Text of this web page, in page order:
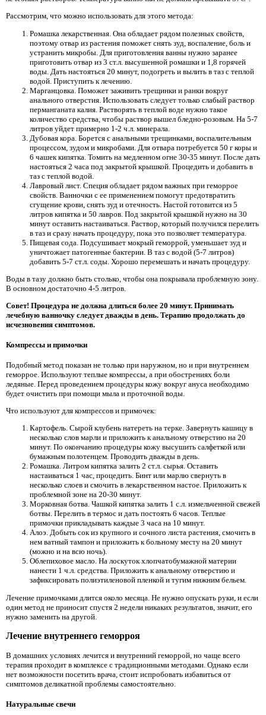
Рассмотрим, что можно использовать для этого метода:
Ромашка лекарственная. Она обладает рядом полезных свойств,
поэтому отвар из растения поможет снять зуд, воспаление, боль и
устранить микробы. Для приготовления ванны нужно заранее
приготовить отвар из 3 ст.л. высушенной ромашки и 1,8 горячей
воды. Дать настояться 20 минут, подогреть и вылить в таз с теплой
водой. Приступить к лечению.
Марганцовка. Поможет заживить трещинки и ранки вокруг
анального отверстия. Использовать следует только слабый раствор
перманганата калия. Растворять в теплой воде нужно такое
количество средства, чтобы раствор вышел бледно-розовым. На 5-7
литров уйдет примерно 1-2 ч.л. минерала.
Дубовая кора. Борется с анальными трещинками, воспалительным
процессом, зудом и микробами. Для отвара потребуется 50 г коры и
6 чашек кипятка. Томить на медленном огне 30-35 минут. После дать
настояться 2 часа под закрытой крышкой. Процедить и добавить в
таз с теплой водой.
Лавровый лист. Специя обладает рядом важных при геморрое
свойств. Ванночки с ее применением помогут предотвратить
сгущение крови, снять зуд и отечность. Настой готовится из 5
литров кипятка и 50 лавров. Под закрытой крышкой нужно на 30
минут оставить настаиваться. Раствор, который получился перелить
в таз и сразу начать процедуру, пока это позволяет температура.
Пищевая сода. Подсушивает мокрый геморрой, уменьшает зуд и
уничтожает патогенные бактерии. В таз с водой (5-7 литров)
добавить 5-7 ст.л. соды. Хорошо перемешать и начать процедуру.
Воды в тазу должно быть столько, чтобы она покрывала проблемную зону.
В основном достаточно 4-5 литров.
Совет! Процедура не должна длиться более 20 минут. Принимать
лечебную ванночку следует дважды в день. Терапию продолжать до
исчезновения симптомов.
Компрессы и примочки
Подобный метод показан не только при наружном, но и при внутреннем
геморрое. Используют теплые компрессы, а при обострениях боли
ледяные. Перед проведением процедуры кожу вокруг ануса необходимо
будет очистить при помощи мыла и проточной воды.
Что используют для компрессов и примочек:
Картофель. Сырой клубень натереть на терке. Завернуть кашицу в
несколько слов марли и приложить к анальному отверстию на 20
минут. По окончанию процедуры кожу высушить салфеткой или
бумажным полотенцем. Проводить дважды в день.
Ромашка. Литром кипятка залить 2 ст.л. сырья. Оставить
настаиваться 1 час, процедить. Бинт или марлю свернуть в
несколько слоев и смочить в лекарственном настое. Приложить к
проблемной зоне на 20-30 минут.
Морковная ботва. Чашкой кипятка залить 1 с.л. измельченной свежей
ботвы. Перелить в термос и дать постоять 6 часов. Теплые
примочки прикладывать каждые 3 часа на 10 минут.
Алоэ. Добыть сок из крупного и сочного листа растения, смочить в
нем ватный тампон и приложить к больному месту на 20 минут
(можно и на всю ночь).
Облепиховое масло. На лоскуток хлопчатобумажной материи
нанести 1 ч.л. средства. Приложить к анальному отверстию и
зафиксировать полиэтиленовой пленкой и тугим нижним бельем.
Лечение примочками длится около месяца. Не нужно опускать руки, и если
один метод не приносит спустя 2 недели никаких результатов, значит, его
нужно заменить на другой.
Лечение внутреннего геморроя
В домашних условиях лечится и внутренний геморрой, но чаще всего
терапия проходит в комплексе с традиционными методами. Однако если
нет возможности посетить врача, стоит испробовать избавиться от
симптомов деликатной проблемы самостоятельно.
Натуральные свечи